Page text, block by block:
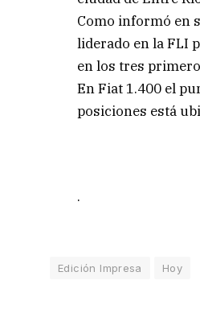
Como informó en
liderado en la FLI
en los tres
En Fiat 1.400 el
posiciones está
.
Edición Impresa Hoy